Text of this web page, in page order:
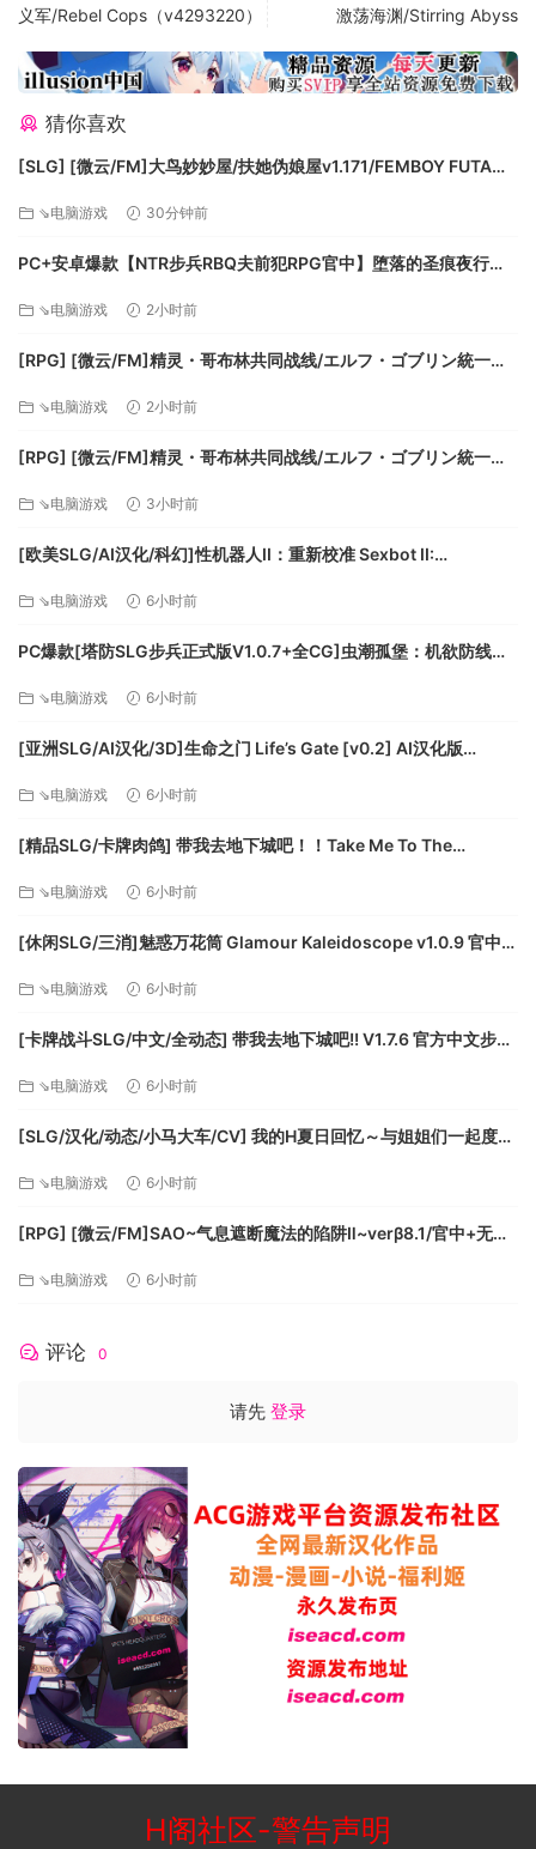
武装你的机器人，消灭审判者和强盗机器人的据点以获取资
源。
使用防御建筑保护你的据点。
收集人类残留的文明遗物，他们会增强你的实力。
如果限定时间内无法战争审判者，强力的磁暴攻击会让一切回
到原点，只有文明遗物会代代相传，帮助你在下一轮游戏中战
请爱护你的机器人，当他们拥有智慧，他们也会有自己的喜怒
哀乐。
120种机器人部件可以替换。
200+科技供解锁。
40+拥有不同功能模块（特长）的机器人
游戏特色
度影响生产效率，如果你愿意，总会有提升的空间。
由于生产依赖机器人在不同建筑间的运输行为，而非简单数学
况，然后计算或依靠直觉进行规划。
你带来不同的游戏体验。
义军/Rebel Cops（v4293220） 激荡海渊/Stirring Abyss
猜你喜欢
[SLG] [微云/FM]大鸟妙妙屋/扶她伪娘屋v1.171/FEMBOY FUTA
⇘电脑游戏 30分钟前
PC+安卓爆款【NTR步兵RBQ夫前犯RPG官中】堕落的圣痕夜行传
【6.5G】百度/迅雷/UC/夸克
⇘电脑游戏 2小时前
[RPG] [微云/FM]精灵・哥布林共同战线/エルフ・ゴブリン統一戦
⇘电脑游戏 2小时前
[RPG] [微云/FM]精灵・哥布林共同战线/エルフ・ゴブリン統一戦
⇘电脑游戏 3小时前
[欧美SLG/AI汉化/科幻]性机器人II：重新校准 Sexbot II:
⇘电脑游戏 6小时前
PC爆款[塔防SLG步兵正式版V1.0.7+全CG]虫潮孤堡：机欲防线
迅雷/UC/夸克
⇘电脑游戏 6小时前
[亚洲SLG/AI汉化/3D]生命之门 Life’s Gate [v0.2] AI汉化版
⇘电脑游戏 6小时前
[精品SLG/卡牌肉鸽] 带我去地下城吧！！Take Me To The
⇘电脑游戏 6小时前
[休闲SLG/三消]魅惑万花筒 Glamour Kaleidoscope v1.0.9 官中
⇘电脑游戏 6小时前
[卡牌战斗SLG/中文/全动态] 带我去地下城吧!! V1.7.6 官方中文步兵
⇘电脑游戏 6小时前
[SLG/汉化/动态/小马大车/CV] 我的H夏日回忆～与姐姐们一起度过
⇘电脑游戏 6小时前
[RPG] [微云/FM]SAO~气息遮断魔法的陷阱Ⅱ~verβ8.1/官中+无码
⇘电脑游戏 6小时前
评论 0
请先 登录
H阁社区-警告声明